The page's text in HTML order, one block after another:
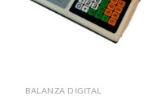
BALANZA DIGITAL